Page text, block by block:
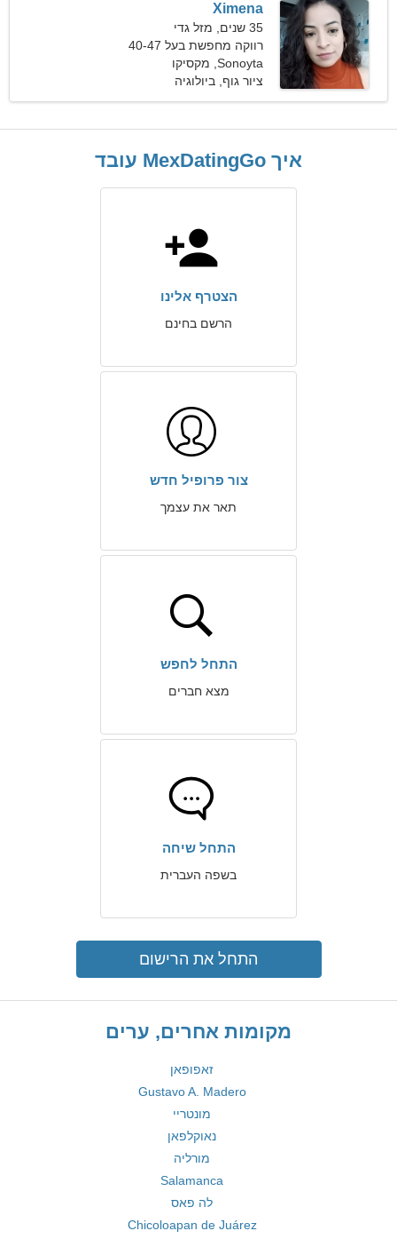
Ximena
35 שנים, מזל גדי
רווקה מחפשת בעל 40-47
Sonoyta, מקסיקו
ציור גוף, ביולוגיה
איך MexDatingGo עובד
הצטרף אלינו
הרשם בחינם
צור פרופיל חדש
תאר את עצמך
התחל לחפש
מצא חברים
התחל שיחה
בשפה העברית
התחל את הרישום
מקומות אחרים, ערים
זאפופאן
Gustavo A. Madero
מונטריי
נאוקלפאן
מורליה
Salamanca
לה פאס
Chicoloapan de Juárez